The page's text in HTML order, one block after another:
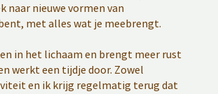
nieuwe vormen van
met alles wat je meebrengt.
in het lichaam en brengt meer rust
werkt een tijdje door. Zowel
en ik krijg regelmatig terug dat